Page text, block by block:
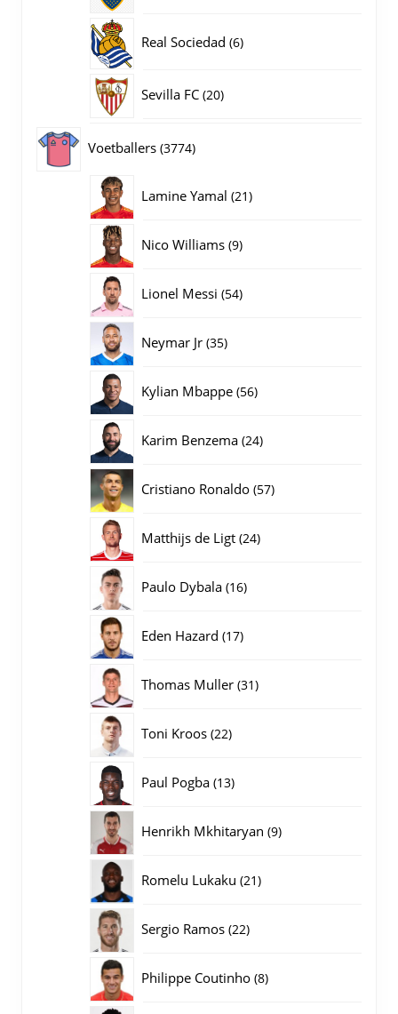
Real Sociedad 66
Sevilla FC 2020
Voetballers 37743774
Lamine Yamal 2121
Nico Williams 99
Lionel Messi 5454
Neymar Jr 3535
Kylian Mbappe 5656
Karim Benzema 2424
Cristiano Ronaldo 5757
Matthijs de Ligt 2424
Paulo Dybala 1616
Eden Hazard 1717
Thomas Muller 3131
Toni Kroos 2222
Paul Pogba 1313
Henrikh Mkhitaryan 99
Romelu Lukaku 2121
Sergio Ramos 2222
Philippe Coutinho 88